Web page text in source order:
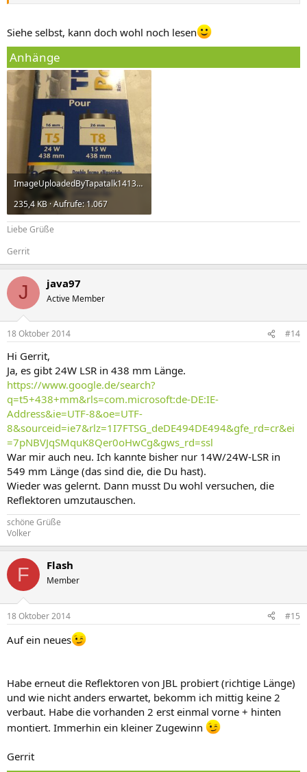
Siehe selbst, kann doch wohl noch lesen
Anhänge
ImageUploadedByTapatalk1413582881.683122.jpg
235,4 KB · Aufrufe: 1.067
Liebe Grüße
Gerrit
J java97
Active Member
18 Oktober 2014 #14
Hi Gerrit,
Ja, es gibt 24W LSR in 438 mm Länge.
https://www.google.de/search?
q=t5+438+mm&rls=com.microsoft:de-DE:IE-
Address&ie=UTF-8&oe=UTF-
8&sourceid=ie7&rlz=1I7FTSG_deDE494DE494&gfe_rd=cr&ei
=7pNBVJqSMquK8Qer0oHwCg&gws_rd=ssl
War mir auch neu. Ich kannte bisher nur 14W/24W-LSR in
549 mm Länge (das sind die, die Du hast).
Wieder was gelernt. Dann musst Du wohl versuchen, die
Reflektoren umzutauschen.
schöne Grüße
Volker
F Flash
Member
18 Oktober 2014 #15
Auf ein neues
Habe erneut die Reflektoren von JBL probiert (richtige Länge)
und wie nicht anders erwartet, bekomm ich mittig keine 2
verbaut. Habe die vorhanden 2 erst einmal vorne + hinten
montiert. Immerhin ein kleiner Zugewinn
Gerrit